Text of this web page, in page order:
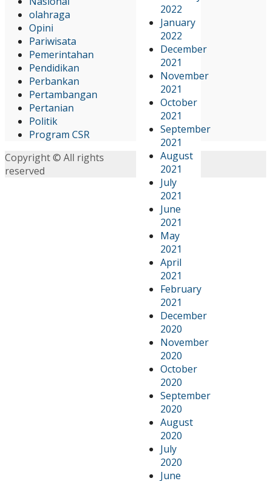
2022
January
2022
December
2021
November
2021
October
2021
September
2021
August
2021
July
2021
June
2021
May
2021
April
2021
February
2021
December
2020
November
2020
October
2020
September
2020
August
2020
July
2020
June
olahraga
Opini
Pariwisata
Pemerintahan
Pendidikan
Perbankan
Pertambangan
Pertanian
Politik
Program CSR
Copyright © All rights
reserved